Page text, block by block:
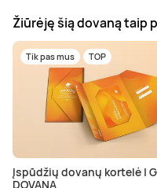
Žiūrėję šią dovaną taip
Tik pas mus TOP
Įspūdžių dovanų kortelė |
DOVANA